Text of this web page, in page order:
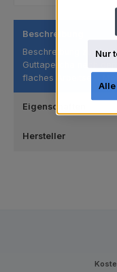
Beschreibung
Beschreibung zum
Guttapercha nach
flaches Arbeitse…
Eigenschaften
Hersteller
Nur
Alle